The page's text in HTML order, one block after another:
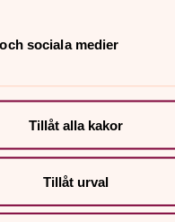
sociala medier
Tillåt alla kakor
Tillåt urval
frågor på sidans